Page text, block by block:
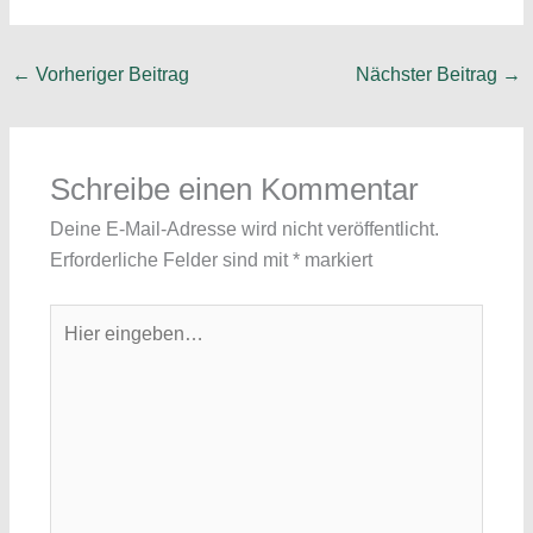
← Vorheriger Beitrag Nächster Beitrag →
Schreibe einen Kommentar
Deine E-Mail-Adresse wird nicht veröffentlicht.
Erforderliche Felder sind mit*markiert
eingeben…